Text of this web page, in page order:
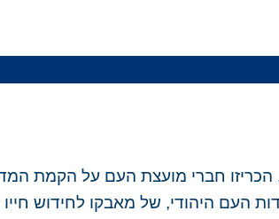
ה’ באייר התש”ח, 14 במאי 1948, הכריזו חברי
העם היהודי, של מאבקו לחידוש חייו